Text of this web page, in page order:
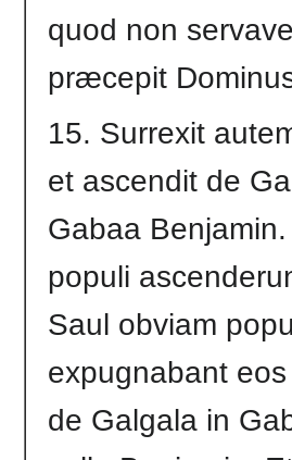
quod non
præcepit
15. Surrexit
et ascendit de
Gabaa
populi
Saul obviam
expugnabant
de Galgala in